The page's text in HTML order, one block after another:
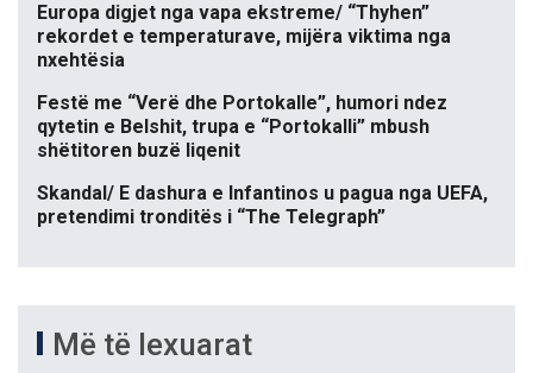
Europa digjet nga vapa ekstreme/ “Thyhen”
rekordet e temperaturave, mijëra viktima nga
nxehtësia
Festë me “Verë dhe Portokalle”, humori ndez
qytetin e Belshit, trupa e “Portokalli” mbush
shëtitoren buzë liqenit
Skandal/ E dashura e Infantinos u pagua nga UEFA,
pretendimi tronditës i “The Telegraph”
Më të lexuarat